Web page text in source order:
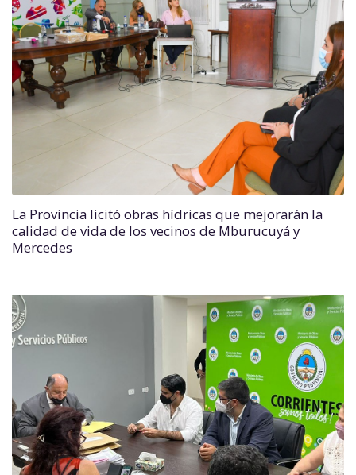
La Provincia licitó obras hídricas que mejorarán la
calidad de vida de los vecinos de Mburucuyá y
Mercedes